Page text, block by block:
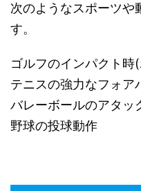
次のようなスポーツや
す。
ゴルフのインパクト時
テニスの強力なフォア
バレーボールのアタッ
野球の投球動作